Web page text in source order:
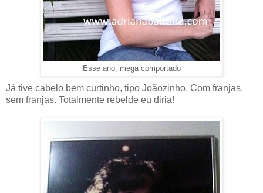
Esse ano, mega comportado
Já tive cabelo bem curtinho, tipo Joãozinho. Com franjas,
sem franjas. Totalmente rebelde eu diria!